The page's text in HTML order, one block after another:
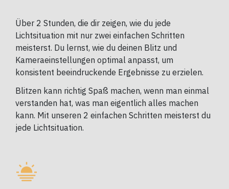
Über 2 Stunden, die dir zeigen, wie du jede
Lichtsituation mit nur zwei einfachen Schritten
meisterst. Du lernst, wie du deinen Blitz und
Kameraeinstellungen optimal anpasst, um
konsistent beeindruckende Ergebnisse zu erzielen.
Blitzen kann richtig Spaß machen, wenn man einmal
verstanden hat, was man eigentlich alles machen
kann. Mit unseren 2 einfachen Schritten meisterst du
jede Lichtsituation.